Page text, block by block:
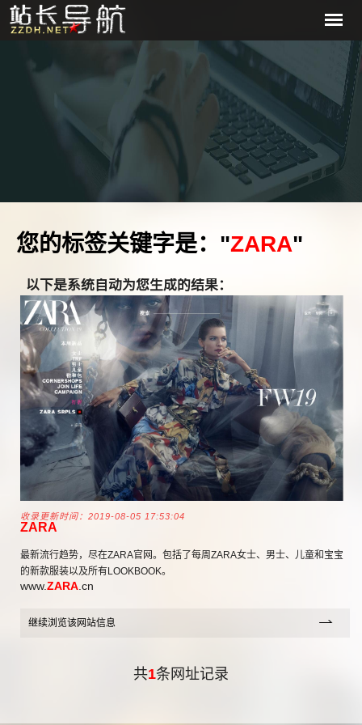
您的标签关键字是："ZARA"
以下是系统自动为您生成的结果：
收录更新时间：2019-08-05 17:53:04
ZARA
最新流行趋势，尽在ZARA官网。包括了每周ZARA女士、男士、儿童和宝宝
的新款服装以及所有LOOKBOOK。
www.ZARA.cn
继续浏览该网站信息
共1条网址记录